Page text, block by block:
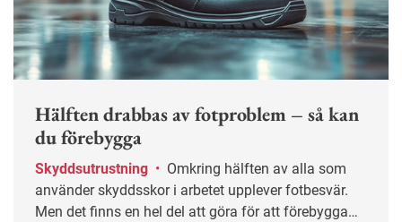
Hälften drabbas av fotproblem – så kan
du förebygga
Skyddsutrustning •
använder skyddsskor i arbetet upplever fotbesvär.
Men det finns en hel del att göra för att förebygga